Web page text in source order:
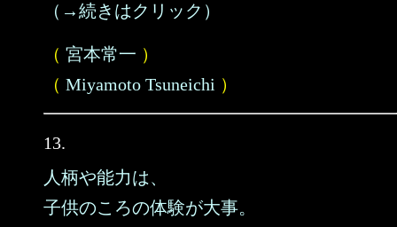
（→続きはクリック）
（ 宮本常一 ）
（ Miyamoto Tsuneichi ）
13.
人柄や能力は、
子供のころの体験が大事。